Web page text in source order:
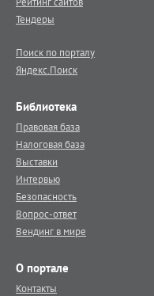
Тендеры
Поиск по порталу
Яндекс.Поиск
Библиотека
Правовая база
Налоговая база
Выставки
Интервью
Безопасность
Вопрос-ответ
Вендинг в мире
О портале
Контакты